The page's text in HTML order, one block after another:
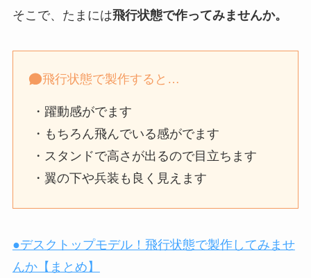
そこで、たまには飛行状態で作ってみませんか。
飛行状態で製作すると…
・躍動感がでます
・もちろん飛んでいる感がでます
・スタンドで高さが出るので目立ちます
・翼の下や兵装も良く見えます
●デスクトップモデル！飛行状態で製作してみませ
んか【まとめ】